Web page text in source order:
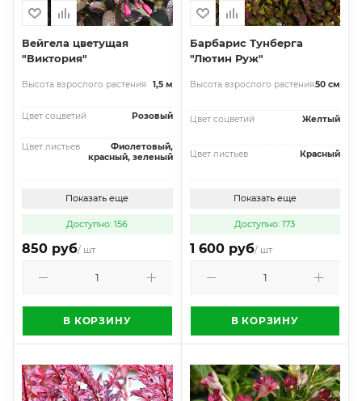
Вейгела цветущая
"Виктория"
Высота взрослого растения 1,5 м
Цвет соцветий Розовый
Цвет листьев
Фиолетовый,
красный, зеленый
Показать еще
Доступно: 156
850 руб/ шт
В КОРЗИНУ
Барбарис Тунберга
"Лютин Руж"
Высота взрослого растения50 см
Цвет соцветий Желтый
Цвет листьев Красный
Показать еще
Доступно: 173
1 600 руб/ шт
В КОРЗИНУ